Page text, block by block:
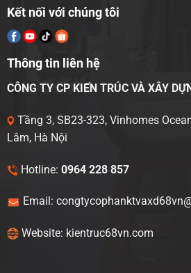
Kết nối với chúng tôi
Thông tin liên hệ
CÔNG TY CP KIẾN TRÚC VÀ XÂY
Tầng 3, SB23-323, Vinhomes
Lâm, Hà Nội
Hotline: 0964 228 857
Email:
Website: kientruc68vn.com